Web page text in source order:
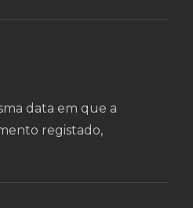
data em que a
registado,